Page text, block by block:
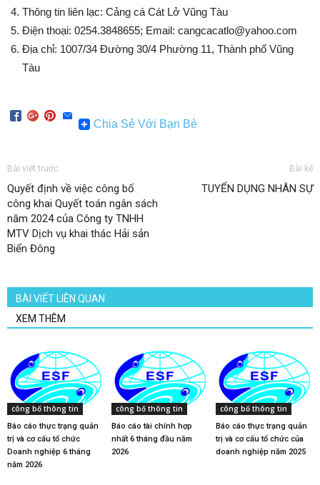
Thông tin liên lạc: Cảng cá Cát Lở Vũng Tàu
Điện thoại: 0254.3848655; Email: cangcacatlo@yahoo.com
Địa chỉ: 1007/34 Đường 30/4 Phường 11, Thành phố Vũng
Tàu
Chia Sẻ Với Bạn Bè
Bài viết trước
Quyết định về việc công bố
công khai Quyết toán ngân sách
năm 2024 của Công ty TNHH
MTV Dịch vụ khai thác Hải sản
Biển Đông
Bài kế
TUYỂN DỤNG NHÂN SỰ
BÀI VIẾT LIÊN QUAN
XEM THÊM
công bố thông tin
Báo cáo thực trạng quản
trị và cơ cấu tổ chức
Doanh nghiệp 6 tháng
năm 2026
công bố thông tin
Báo cáo tài chính hợp
nhất 6 tháng đầu năm
2026
công bố thông tin
Báo cáo thực trạng quản
trị và cơ cấu tổ chức của
doanh nghiệp năm 2025